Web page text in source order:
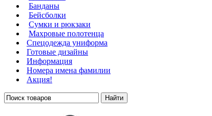
Банданы
Бейсболки
Сумки и рюкзаки
Махровые полотенца
Cпецодежда униформа
Готовые дизайны
Информация
Номера имена фамилии
Акция!